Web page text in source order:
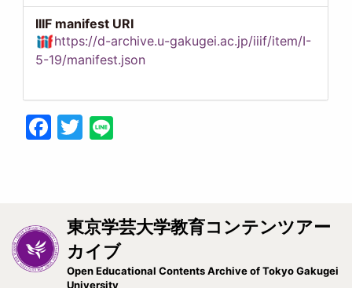
IIIF manifest URI
https://d-archive.u-gakugei.ac.jp/iiif/item/I-
5-19/manifest.json
Facebook
Twitter
東京学芸大学教育コンテンツアー
カイブ
Open Educational Contents Archive of Tokyo Gakugei
University